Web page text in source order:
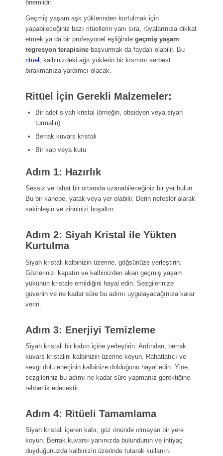
önemlidir.
Geçmiş yaşam aşk yüklerinden kurtulmak için
yapabileceğiniz bazı ritüellerin yanı sıra, rüyalarınıza dikkat
etmek ya da bir profesyonel eşliğinde geçmiş yaşam
regresyon terapisinebaşvurmak da faydalı olabilir. Bu
ritüel , kalbinizdeki ağır yüklerin bir kısmını serbest
bırakmanıza yardımcı olacak.
Ritüel İçin Gerekli Malzemeler:
Bir adet siyah kristal (örneğin, obsidyen veya siyah
turmalin)
Berrak kuvars kristali
Bir kap veya kutu
Adım 1: Hazırlık
Sessiz ve rahat bir ortamda uzanabileceğiniz bir yer bulun.
Bu bir kanepe, yatak veya yer olabilir. Derin nefesler alarak
sakinleşin ve zihninizi boşaltın.
Adım 2: Siyah Kristal ile Yükten
Kurtulma
Siyah kristali kalbinizin üzerine, göğsünüze yerleştirin.
Gözlerinizi kapatın ve kalbinizden akan geçmiş yaşam
yükünün kristale emildiğini hayal edin. Sezgilerinize
güvenin ve ne kadar süre bu adımı uygulayacağınıza karar
verin.
Adım 3: Enerjiyi Temizleme
Siyah kristali bir kabın içine yerleştirin. Ardından, berrak
kuvars kristalini kalbinizin üzerine koyun. Rahatlatıcı ve
sevgi dolu enerjinin kalbinize dolduğunu hayal edin. Yine,
sezgileriniz bu adımı ne kadar süre yapmanız gerektiğine
rehberlik edecektir.
Adım 4: Ritüeli Tamamlama
Siyah kristali içeren kabı, göz önünde olmayan bir yere
koyun. Berrak kuvarsı yanınızda bulundurun ve ihtiyaç
duyduğunuzda kalbinizin üzerinde tutarak kullanın.